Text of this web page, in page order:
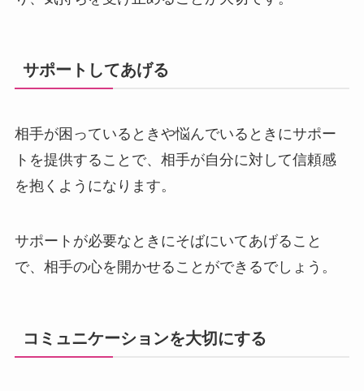
サポートしてあげる
相手が困っているときや悩んでいるときにサポー
トを提供することで、相手が自分に対して信頼感
を抱くようになります。
サポートが必要なときにそばにいてあげること
で、相手の心を開かせることができるでしょう。
コミュニケーションを大切にする